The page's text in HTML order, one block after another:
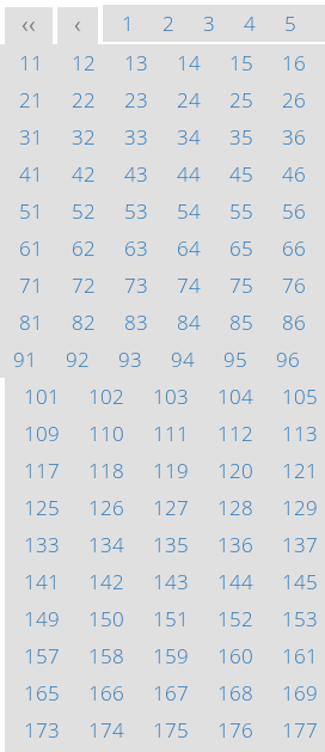
<< < 1 2 3 4 5
11
12 13 14 15 16
21
22 23 24 25 26
31
32 33 34 35 36
41
42 43 44 45 46
51
52 53 54 55 56
61
62 63 64 65 66
71
72 73 74 75 76
81
82 83 84 85 86
91
92 93 94 95 96
101
102 103 104 105
109
110 111 112 113
117
118 119 120 121
125
126 127 128 129
133
134 135 136 137
141
142 143 144 145
149
150 151 152 153
157
158 159 160 161
165
166 167 168 169
173
174 175 176 177